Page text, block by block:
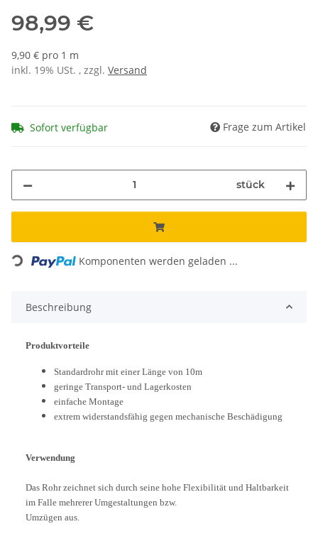
98,99 €
9,90 € pro 1 m
inkl. 19% USt. , zzgl. Versand
Sofort verfügbar Frage zum Artikel
stück
Loading... Komponenten werden geladen ...
Beschreibung
Produktvorteile
Standardrohr mit einer Länge von 10m
geringe Transport- und Lagerkosten
einfache Montage
extrem widerstandsfähig gegen mechanische Beschädigung
Verwendung
Das Rohr zeichnet sich durch seine hohe Flexibilität und Haltbarkeit
im Falle mehrerer Umgestaltungen bzw.
Umzügen aus.